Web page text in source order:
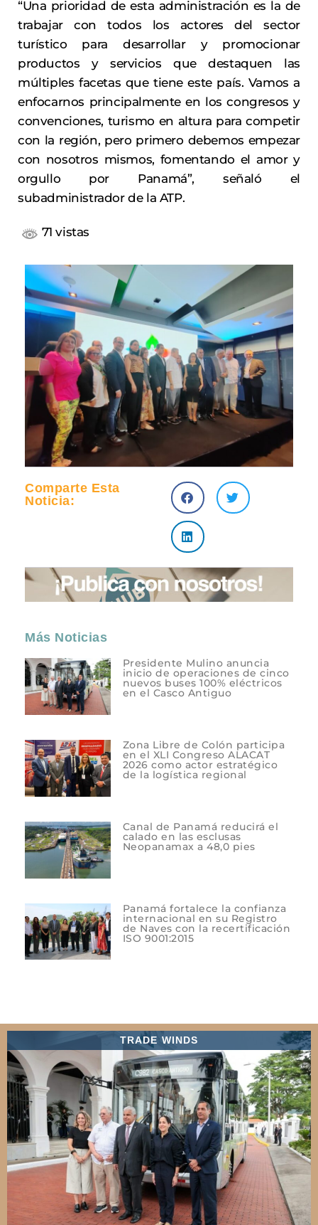
“Una prioridad de esta administración es la de
trabajar con todos los actores del sector
turístico para desarrollar y promocionar
productos y servicios que destaquen las
múltiples facetas que tiene este país. Vamos a
enfocarnos principalmente en los congresos y
convenciones, turismo en altura para competir
con la región, pero primero debemos empezar
con nosotros mismos, fomentando el amor y
orgullo por Panamá”, señaló el
subadministrador de la ATP.
71 vistas
Comparte Esta
Noticia:
Más Noticias
Presidente Mulino anuncia
inicio de operaciones de cinco
nuevos buses 100% eléctricos
en el Casco Antiguo
Zona Libre de Colón participa
en el XLI Congreso ALACAT
2026 como actor estratégico
de la logística regional
Canal de Panamá reducirá el
calado en las esclusas
Neopanamax a 48,0 pies
Panamá fortalece la confianza
internacional en su Registro
de Naves con la recertificación
ISO 9001:2015
TRADE WINDS